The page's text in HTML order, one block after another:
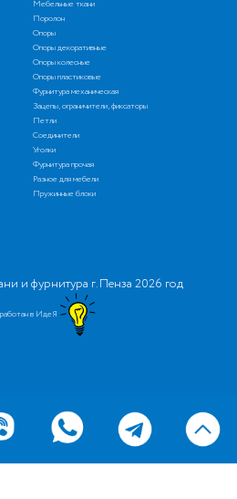
Мебельные ткани
Поролон
Опоры
Опоры декоративные
Опоры колесные
Опоры пластиковые
Фурнитура механическая
Зацепы, ограничители, фиксаторы
Петли
Соединители
Уголки
Фурнитура прочая
Разное для мебели
Пружинные блоки
и фурнитура г. Пенза 2026 год
в ИдеЯ